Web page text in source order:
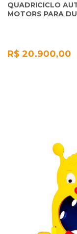
QUADRICICLO
MOTORS PARA
R$ 20.900,00